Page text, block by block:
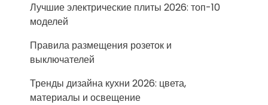
Лучшие электрические плиты 2026: топ-10
моделей
Правила размещения розеток и
выключателей
Тренды дизайна кухни 2026: цвета,
материалы и освещение